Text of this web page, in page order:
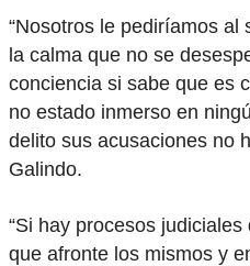
“Nosotros le pediríamos al
la calma que no se
conciencia si sabe que es
no estado inmerso en
delito sus acusaciones no
Galindo.
“Si hay procesos
que afronte los mismos y